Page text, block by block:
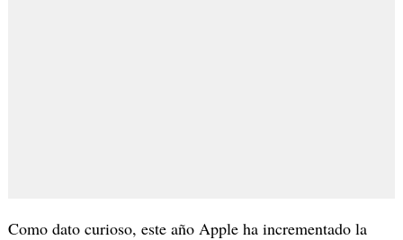
Como dato curioso, este año Apple ha incrementado la